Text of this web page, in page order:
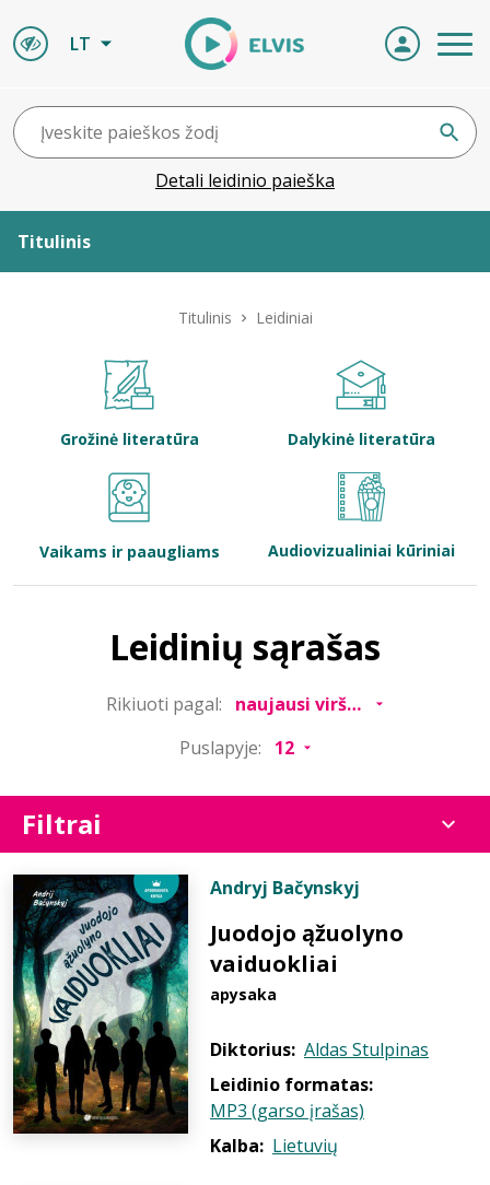
LT
Detali leidinio paieška
Titulinis
Bibliotekoms
Titulinis Leidiniai
Grožinė literatūra Dalykinė literatūra
Vaikams ir paaugliams Audiovizualiniai kūriniai
Leidinių sąrašas
Rikiuoti pagal:
Puslapyje:
Filtrai
Andryj Bačynskyj
Juodojo ąžuolyno
vaiduokliai
apysaka
Diktorius: Aldas Stulpinas
Leidinio formatas:
MP3 (garso įrašas)
Kalba: Lietuvių